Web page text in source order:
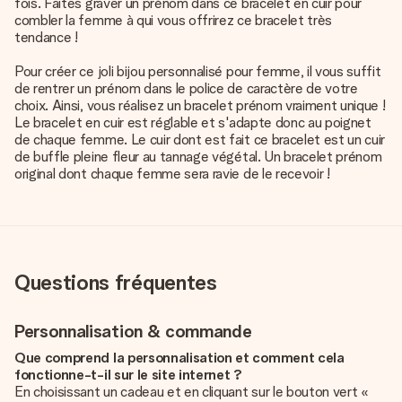
combler la femme à qui vous offrirez ce bracelet très
tendance !
Pour créer ce joli bijou personnalisé pour femme, il vous suffit
de rentrer un prénom dans le police de caractère de votre
choix. Ainsi, vous réalisez unbracelet prénom vraiment unique !
Le bracelet en cuir est réglable et s'adapte donc au poignet
de chaque femme. Le cuir dont est fait ce bracelet est un cuir
de buffle pleine fleur au tannage végétal. Un bracelet prénom
original dont chaque femme sera ravie de le recevoir !
Questions fréquentes
Personnalisation & commande
Que comprend la personnalisation et comment cela
fonctionne-t-il sur le site internet ?
En choisissant un cadeau et en cliquant sur le bouton vert «